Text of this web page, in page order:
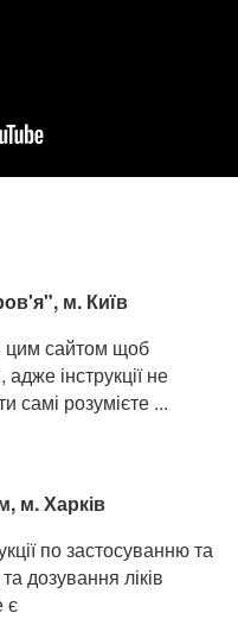
м. Київ
цим сайтом щоб
інструкції не
самі розумієте ...
м. Харків
по застосуванню та
дозування ліків
є